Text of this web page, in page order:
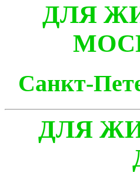
ДЛЯ
Санкт-
ДЛЯ